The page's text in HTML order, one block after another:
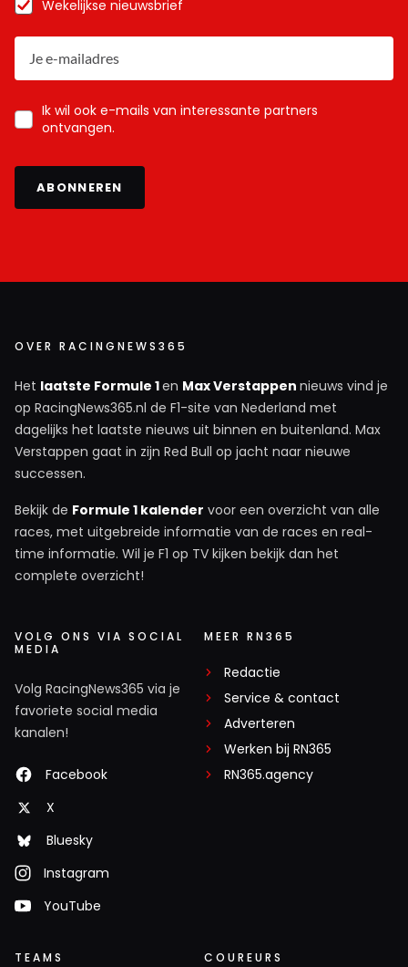
Wekelijkse nieuwsbrief
Ik wil ook e-mails van interessante partners
ontvangen.
ABONNEREN
OVER RACINGNEWS365
Het laatste Formule 1en Max Verstappen nieuws vind je
op RacingNews365.nl de F1-site van Nederland met
dagelijks het laatste nieuws uit binnen en buitenland. Max
Verstappen gaat in zijn Red Bull op jacht naar nieuwe
successen.
Bekijk de Formule 1 kalender voor een overzicht van alle
races, met uitgebreide informatie van de races en real-
time informatie. Wil je F1 op TV kijken bekijk dan het
complete overzicht!
VOLG ONS VIA SOCIAL
MEDIA
Volg RacingNews365 via je
favoriete social media
kanalen!
Facebook
X
Bluesky
Instagram
YouTube
MEER RN365
Redactie
Service & contact
Adverteren
Werken bij RN365
RN365.agency
TEAMS COUREURS